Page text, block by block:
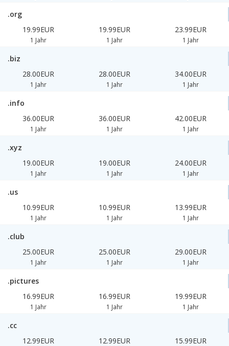
.org
19.99EUR
1 Jahr
19.99EUR
1 Jahr
23.99EUR
1 Jahr
.biz
28.00EUR
1 Jahr
28.00EUR
1 Jahr
34.00EUR
1 Jahr
.info
36.00EUR
1 Jahr
36.00EUR
1 Jahr
42.00EUR
1 Jahr
.xyz
19.00EUR
1 Jahr
19.00EUR
1 Jahr
24.00EUR
1 Jahr
.us
10.99EUR
1 Jahr
10.99EUR
1 Jahr
13.99EUR
1 Jahr
.club
25.00EUR
1 Jahr
25.00EUR
1 Jahr
29.00EUR
1 Jahr
.pictures
16.99EUR
1 Jahr
16.99EUR
1 Jahr
19.99EUR
1 Jahr
.cc
12.99EUR
12.99EUR 15.99EUR